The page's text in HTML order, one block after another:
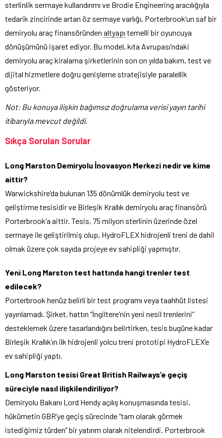
sterlinlik sermaye kullandırımı ve Brodie Engineering aracılığıyla
tedarik zincirinde artan öz sermaye varlığı, Porterbrook’un saf bir
demiryolu araç finansöründen altyapı temelli bir oyuncuya
dönüşümünü işaret ediyor. Bu model, kıta Avrupası’ndaki
demiryolu araç kiralama şirketlerinin son on yılda bakım, test ve
dijital hizmetlere doğru genişleme stratejisiyle paralellik
gösteriyor.
Not: Bu konuya ilişkin bağımsız doğrulama verisi yayın tarihi
itibarıyla mevcut değildi.
Sıkça Sorulan Sorular
Long Marston Demiryolu İnovasyon Merkezi nedir ve kime
aittir?
Warwickshire’da bulunan 135 dönümlük demiryolu test ve
geliştirme tesisidir ve Birleşik Krallık demiryolu araç finansörü
Porterbrook’a aittir. Tesis, 75 milyon sterlinin üzerinde özel
sermaye ile geliştirilmiş olup, HydroFLEX hidrojenli treni de dahil
olmak üzere çok sayıda projeye ev sahipliği yapmıştır.
Yeni Long Marston test hattında hangi trenler test
edilecek?
Porterbrook henüz belirli bir test programı veya taahhüt listesi
yayınlamadı. Şirket, hattın “İngiltere’nin yeni nesil trenlerini”
desteklemek üzere tasarlandığını belirtirken, tesis bugüne kadar
Birleşik Krallık’ın ilk hidrojenli yolcu treni prototipi HydroFLEX’e
ev sahipliği yaptı.
Long Marston tesisi Great British Railways’e geçiş
süreciyle nasıl ilişkilendiriliyor?
Demiryolu Bakanı Lord Hendy açılış konuşmasında tesisi,
hükümetin GBR’ye geçiş sürecinde “tam olarak görmek
istediğimiz türden” bir yatırım olarak nitelendirdi. Porterbrook